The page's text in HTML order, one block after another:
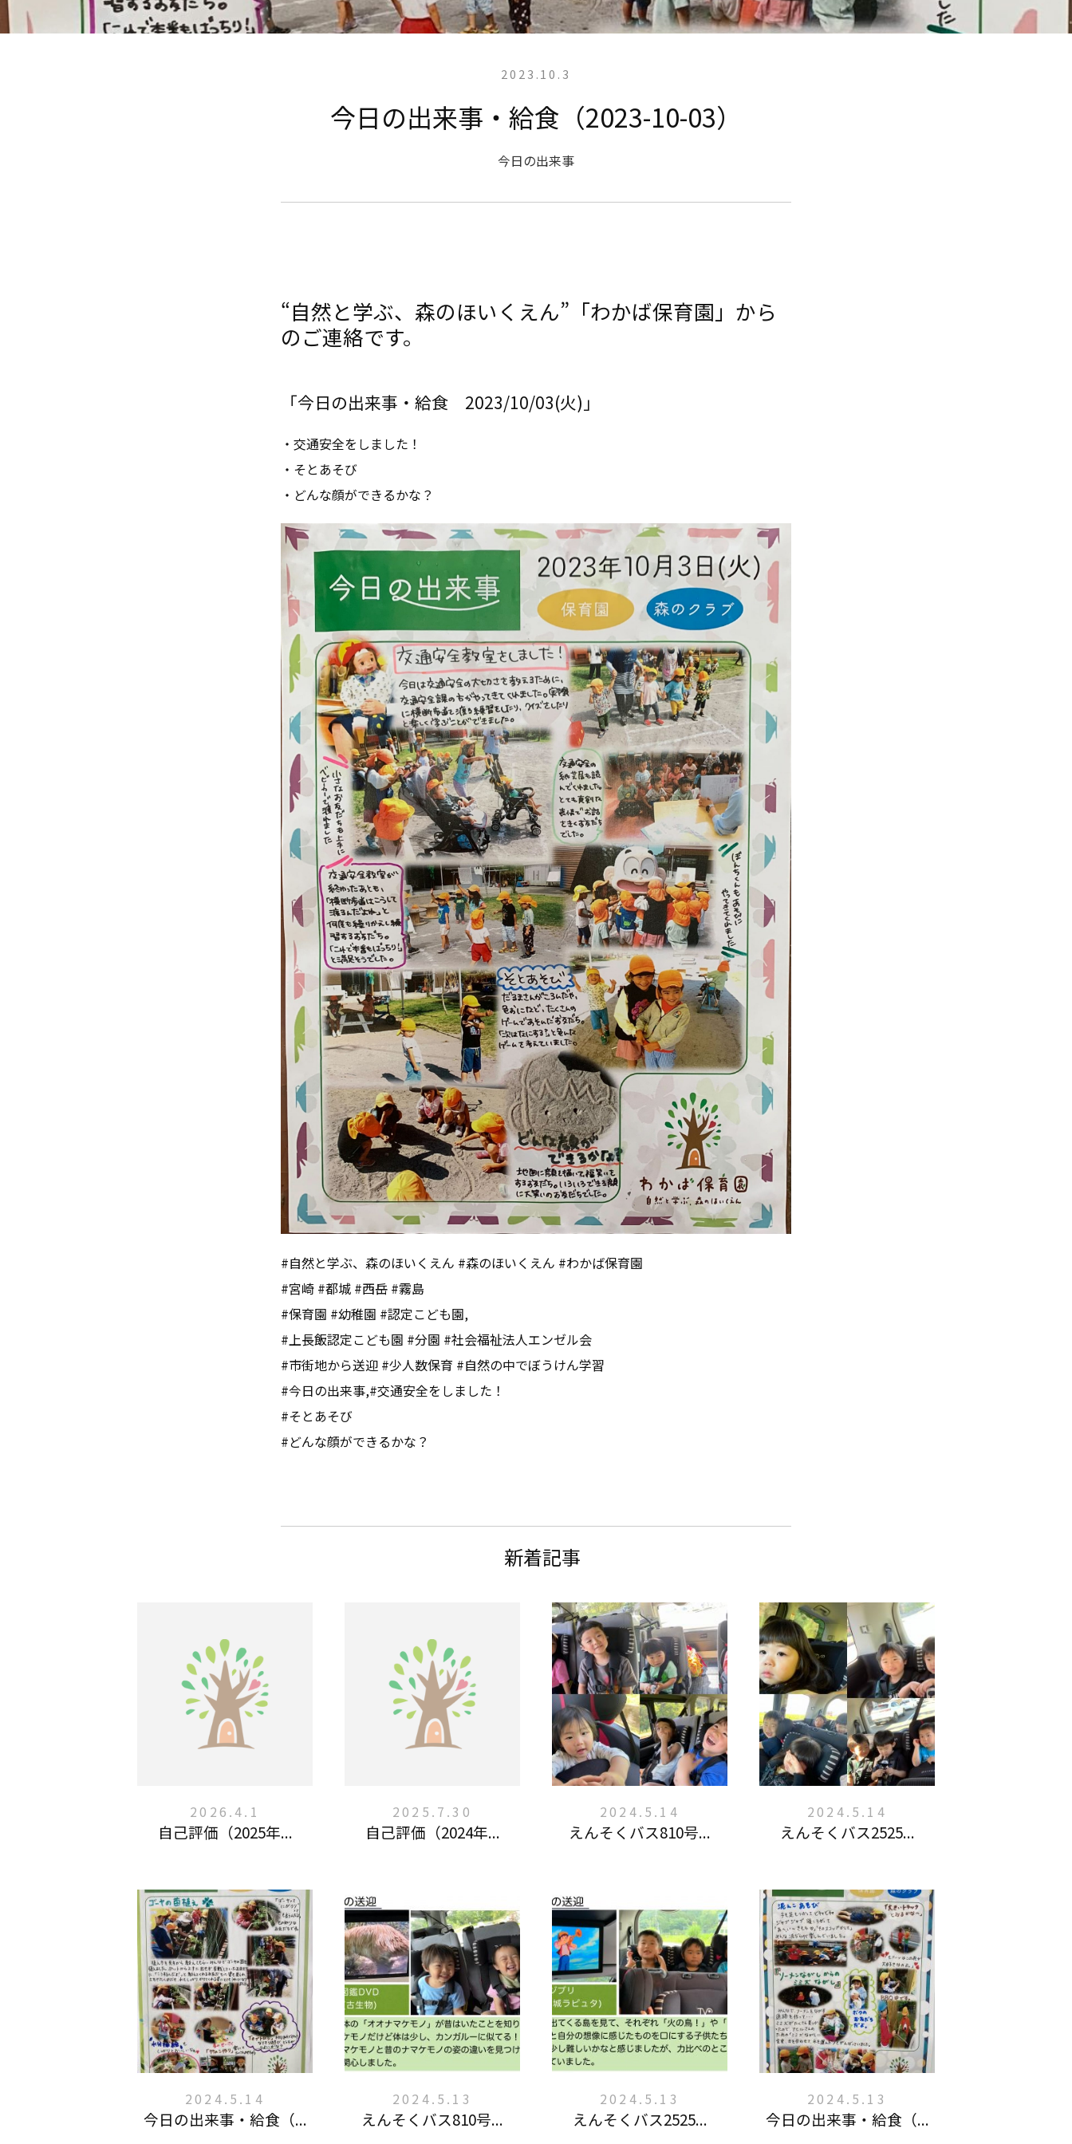
2023.10.3
今日の出来事・給食（2023-10-03）
今日の出来事
“自然と学ぶ、森のほいくえん”「わかば保育園」から
のご連絡です。
「今日の出来事・給食 2023/10/03(火)」
・交通安全をしました！
・そとあそび
・どんな顔ができるかな？
#自然と学ぶ、森のほいくえん #森のほいくえん #わかば保育園
#宮崎 #都城 #西岳 #霧島
#保育園 #幼稚園 #認定こども園,
#上長飯認定こども園 #分園 #社会福祉法人エンゼル会
#市街地から送迎 #少人数保育 #自然の中でぼうけん学習
#今日の出来事,#交通安全をしました！
#そとあそび
#どんな顔ができるかな？
新着記事
2026.4.1
自己評価（2025年...
2025.7.30
自己評価（2024年...
2024.5.14
えんそくバス810号...
2024.5.14
えんそくバス2525...
2024.5.14
今日の出来事・給食（...
2024.5.13
えんそくバス810号...
2024.5.13
えんそくバス2525...
2024.5.13
今日の出来事・給食（...